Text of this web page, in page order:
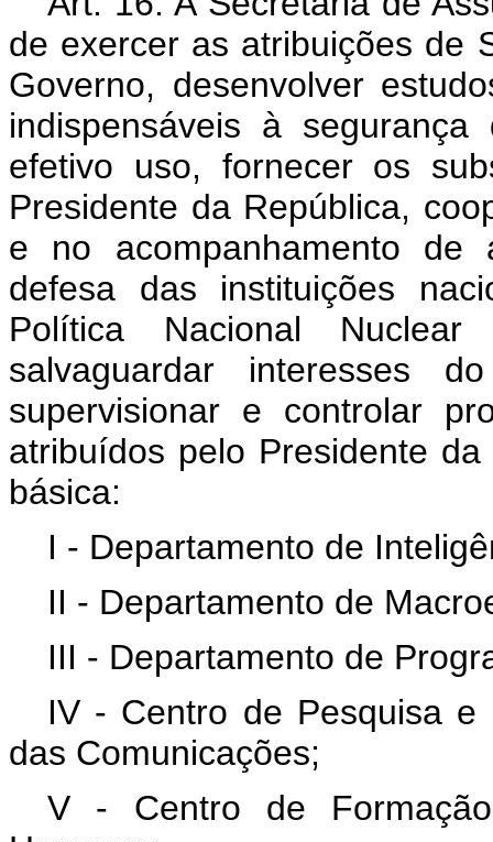
de exercer as atribuições de
Governo, desenvolver
indispensáveis à
efetivo uso, fornecer os
Presidente da República,
e no acompanhamento de
defesa das instituições
Política Nacional
salvaguardar interesses
supervisionar e controlar
atribuídos pelo Presidente
básica:
I - Departamento de
II - Departamento de
III - Departamento de
IV - Centro de Pesquisa e
das Comunicações;
V - Centro de